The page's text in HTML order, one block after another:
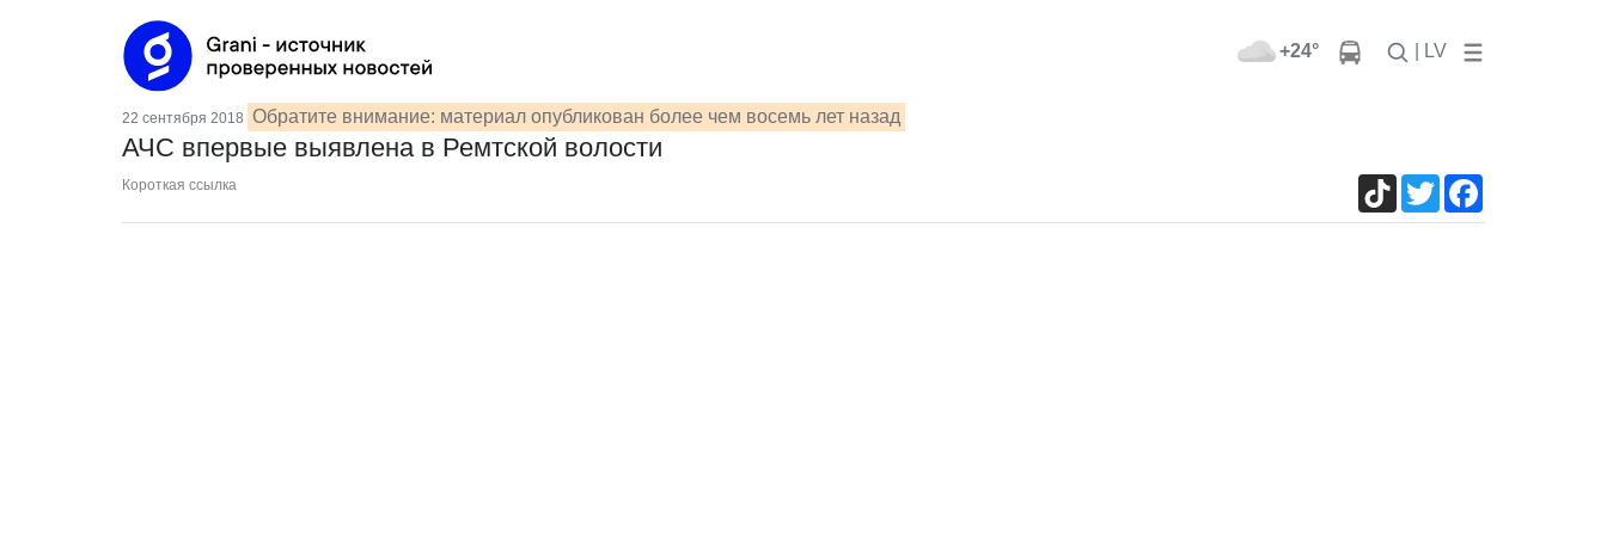
+24° | LV
22 сентября 2018 Обратите внимание: материал опубликован более чем восемь лет назад
АЧС впервые выявлена в Ремтской волости
Короткая ссылка TikTokTwitter